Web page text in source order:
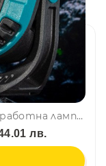
СУПЕР ЯКА мултифункционална работна лампа с няколко режима на работа W891-1
лв.